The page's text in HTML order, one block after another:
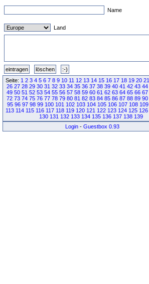
Name
Land
Seite: 1 2 3 4 5 6 7 8 9 10 11 12 13 14 15 16 17 18 19 20 21
26 27 28 29 30 31 32 33 34 35 36 37 38 39 40 41 42 43 44
49 50 51 52 53 54 55 56 57 58 59 60 61 62 63 64 65 66 67
72 73 74 75 76 77 78 79 80 81 82 83 84 85 86 87 88 89 90
95 96 97 98 99 100 101 102 103 104 105 106 107 108 109
113 114 115 116 117 118 119 120 121 122 123 124 125 126
130 131 132 133 134 135 136 137 138 139
Login - Guestbox 0.93